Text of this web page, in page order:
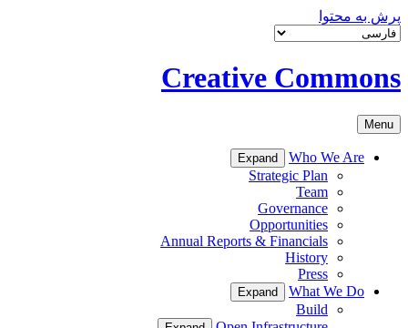
پرش به محتوا
Creative Commons
Menu
Who We Are
Expand
Strategic Plan
Team
Governance
Opportunities
Annual Reports & Financials
History
Press
What We Do
Expand
Build